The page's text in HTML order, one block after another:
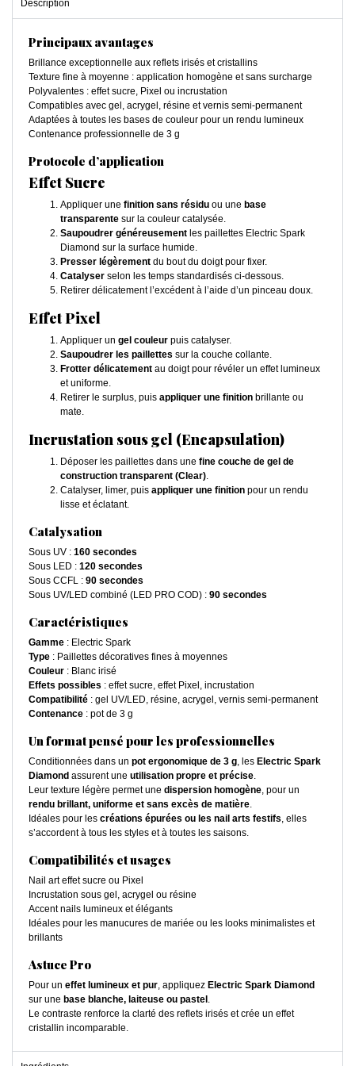
Description
Principaux avantages
Brillance exceptionnelle aux reflets irisés et cristallins
Texture fine à moyenne : application homogène et sans surcharge
Polyvalentes : effet sucre, Pixel ou incrustation
Compatibles avec gel, acrygel, résine et vernis semi-permanent
Adaptées à toutes les bases de couleur pour un rendu lumineux
Contenance professionnelle de 3 g
Protocole d’application
Effet Sucre
Appliquer une finition sans résidu ou une base
transparente sur la couleur catalysée.
Saupoudrer généreusement les paillettes Electric Spark
Diamond sur la surface humide.
Presser légèrement du bout du doigt pour fixer.
Catalyser selon les temps standardisés ci-dessous.
Retirer délicatement l’excédent à l’aide d’un pinceau doux.
Effet Pixel
Appliquer un gel couleur puis catalyser.
Saupoudrer les paillettes sur la couche collante.
Frotter délicatement au doigt pour révéler un effet lumineux
et uniforme.
Retirer le surplus, puis appliquer une finition brillante ou
mate.
Incrustation sous gel (Encapsulation)
Déposer les paillettes dans une fine couche de gel de
construction transparent (Clear).
Catalyser, limer, puis appliquer une finition pour un rendu
lisse et éclatant.
Catalysation
Sous UV : 160 secondes
Sous LED : 120 secondes
Sous CCFL : 90 secondes
Sous UV/LED combiné (LED PRO COD) : 90 secondes
Caractéristiques
Gamme : Electric Spark
Type : Paillettes décoratives fines à moyennes
Couleur : Blanc irisé
Effets possibles : effet sucre, effet Pixel, incrustation
Compatibilité : gel UV/LED, résine, acrygel, vernis semi-permanent
Contenance : pot de 3 g
Un format pensé pour les professionnelles
Conditionnées dans un pot ergonomique de 3 g, les Electric Spark
Diamond assurent une utilisation propre et précise.
Leur texture légère permet une dispersion homogène, pour un
rendu brillant, uniforme et sans excès de matière.
Idéales pour les créations épurées ou les nail arts festifs, elles
s’accordent à tous les styles et à toutes les saisons.
Compatibilités et usages
Nail art effet sucre ou Pixel
Incrustation sous gel, acrygel ou résine
Accent nails lumineux et élégants
Idéales pour les manucures de mariée ou les looks minimalistes et
brillants
Astuce Pro
Pour un effet lumineux et pur, appliquez Electric Spark Diamond
sur une base blanche, laiteuse ou pastel.
Le contraste renforce la clarté des reflets irisés et crée un effet
cristallin incomparable.